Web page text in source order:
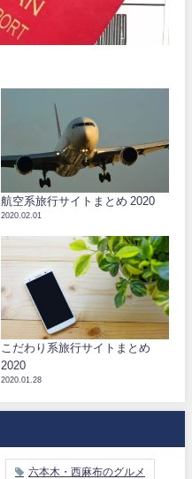
航空系旅行サイトまとめ 2020
2020.02.01
こだわり系旅行サイトまとめ
2020
2020.01.28
六本木・西麻布のグルメ